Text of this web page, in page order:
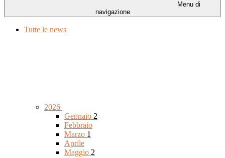
Menu di
navigazione
Tutte le news
2026
Gennaio 2
Febbraio
Marzo 1
Aprile
Maggio 2